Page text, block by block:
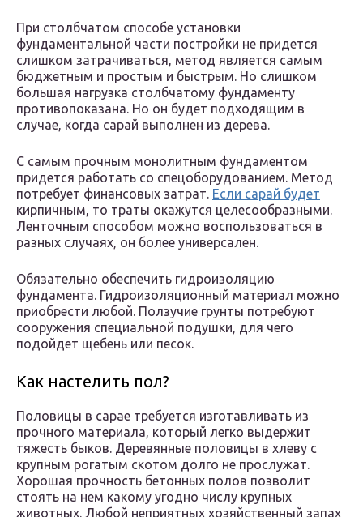
При столбчатом способе установки
фундаментальной части постройки не придется
слишком затрачиваться, метод является самым
бюджетным и простым и быстрым. Но слишком
большая нагрузка столбчатому фундаменту
противопоказана. Но он будет подходящим в
случае, когда сарай выполнен из дерева.
С самым прочным монолитным фундаментом
придется работать со спецоборудованием. Метод
потребует финансовых затрат. Если сарай будет
кирпичным, то траты окажутся целесообразными.
Ленточным способом можно воспользоваться в
разных случаях, он более универсален.
Обязательно обеспечить гидроизоляцию
фундамента. Гидроизоляционный материал можно
приобрести любой. Ползучие грунты потребуют
сооружения специальной подушки, для чего
подойдет щебень или песок.
Как настелить пол?
Половицы в сарае требуется изготавливать из
прочного материала, который легко выдержит
тяжесть быков. Деревянные половицы в хлеву с
крупным рогатым скотом долго не прослужат.
Хорошая прочность бетонных полов позволит
стоять на нем какому угодно числу крупных
животных. Любой неприятных хозяйственный запах